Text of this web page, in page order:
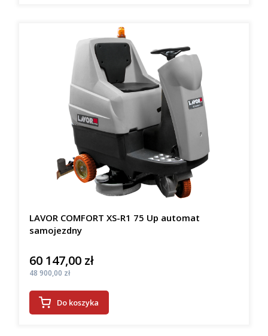
LAVOR COMFORT XS-R1 75 Up automat
samojezdny
Cena
60 147,00 zł
Cena
48 900,00 zł
Do koszyka